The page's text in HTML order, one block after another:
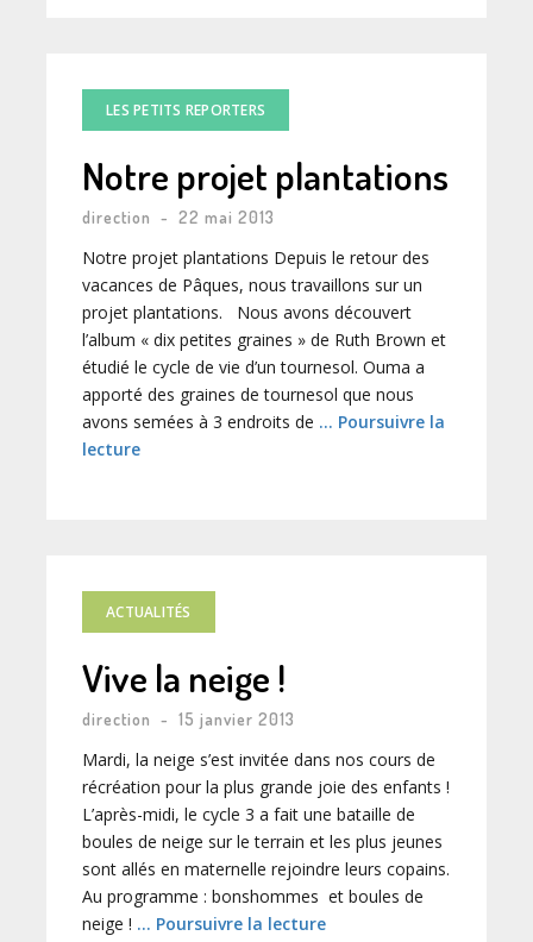
LES PETITS REPORTERS
Notre projet plantations
direction - 22 mai 2013
Notre projet plantations Depuis le retour des
vacances de Pâques, nous travaillons sur un
projet plantations. Nous avons découvert
l’album « dix petites graines » de Ruth Brown et
étudié le cycle de vie d’un tournesol. Ouma a
apporté des graines de tournesol que nous
avons semées à 3 endroits de … Poursuivre la
lecture
ACTUALITÉS
Vive la neige !
direction - 15 janvier 2013
Mardi, la neige s’est invitée dans nos cours de
récréation pour la plus grande joie des enfants !
L’après-midi, le cycle 3 a fait une bataille de
boules de neige sur le terrain et les plus jeunes
sont allés en maternelle rejoindre leurs copains.
Au programme : bonshommes et boules de
neige ! … Poursuivre la lecture